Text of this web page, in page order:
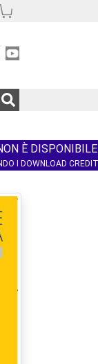
È DISPONIBILE
I DOWNLOAD CREDIT